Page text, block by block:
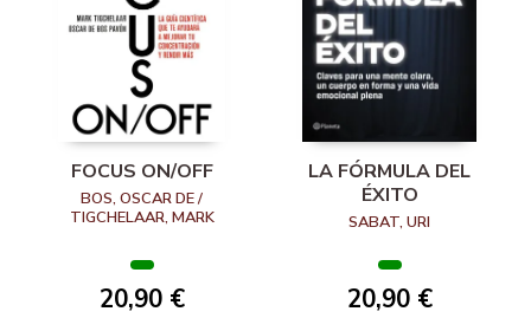
FOCUS ON/OFF
BOS, OSCAR DE /
TIGCHELAAR, MARK
20,90 €
LA FÓRMULA DEL
ÉXITO
SABAT, URI
20,90 €